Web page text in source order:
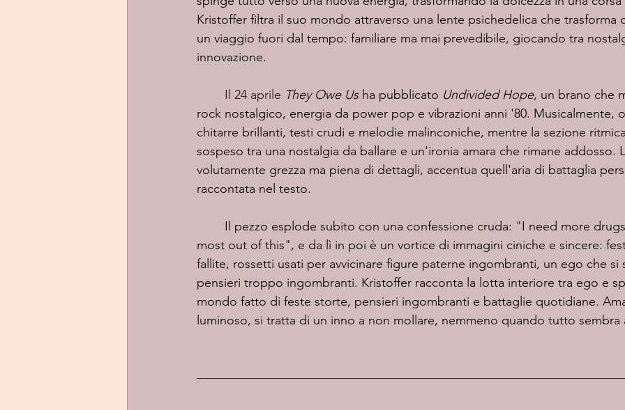
Kristoffer filtra il suo mondo attraverso una lente psichedelica che trasforma
un viaggio fuori dal tempo: familiare ma mai prevedibile, giocando tra
innovazione.
	Il 24 aprile
They Owe Us ha pubblicato Undivided Hope, un brano che
rock nostalgico, energia da power pop e vibrazioni anni '80. Musicalmente,
chitarre brillanti, testi crudi e melodie malinconiche, mentre la sezione
sospeso tra una nostalgia da ballare e un'ironia amara che rimane addosso.
volutamente grezza ma piena di dettagli, accentua quell'aria di battaglia
raccontata nel testo.
most out of this", e da lì in poi è un vortice di immagini ciniche e sincere:
fallite, rossetti usati per avvicinare figure paterne ingombranti, un ego che si
pensieri troppo ingombranti. Kristoffer racconta la lotta interiore tra ego e
mondo fatto di feste storte, pensieri ingombranti e battaglie quotidiane.
luminoso, si tratta di un inno a non mollare, nemmeno quando tutto sembra